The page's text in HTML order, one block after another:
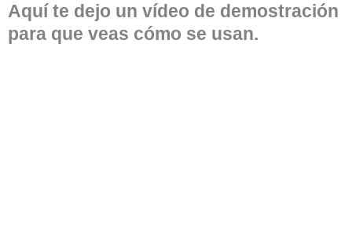
Aquí te dejo un vídeo de demostración
para que veas cómo se usan.